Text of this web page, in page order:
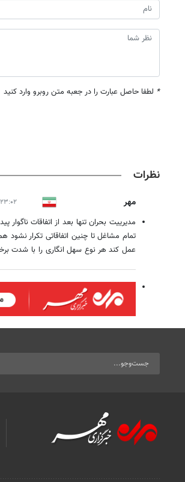
* لطفا حاصل عبارت را در جعبه متن روبرو وارد کنید
نظرات
مهر ۲۳:۰۲ - ۱۴۰۴/۰۲/۰۷
مدیرییت بحران تنها بعد از اتفاقات
تمام مشاغل تا چنین اتفاقاتی تکرار
عمل کند هر نوع سهل انگاری را با شدت